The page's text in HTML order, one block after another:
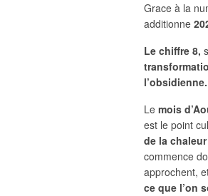
Grace à la
additionne
Le chiffre 8,
l’obsidienne.
Le mois
est le point
de la
commence
approchent,
ce que l’on